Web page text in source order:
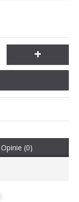
+
Opinie (0)